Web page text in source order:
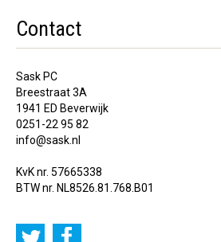
Contact
Sask PC
Breestraat 3A
1941 ED Beverwijk
0251-22 95 82
info@sask.nl
KvK nr. 57665338
BTW nr. NL8526.81.768.B01